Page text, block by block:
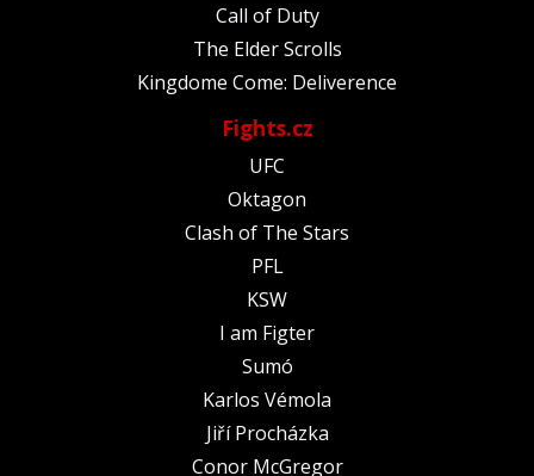
Call of Duty
The Elder Scrolls
Kingdome Come: Deliverence
Fights.cz
UFC
Oktagon
Clash of The Stars
PFL
KSW
I am Figter
Sumó
Karlos Vémola
Jiří Procházka
Conor McGregor